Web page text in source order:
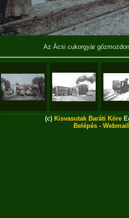
Az Ácsi cukorgyár
(c) Kisvasutak Baráti Köre
Belépés - Webmail